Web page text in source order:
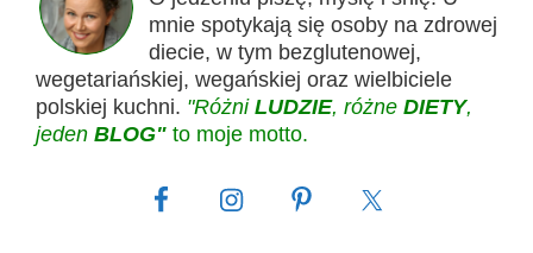
mnie spotykają się osoby na zdrowej
diecie, w tym bezglutenowej,
wegetariańskiej, wegańskiej oraz wielbiciele
polskiej kuchni. "Różni LUDZIE, różne DIETY,
jeden BLOG" to moje motto.